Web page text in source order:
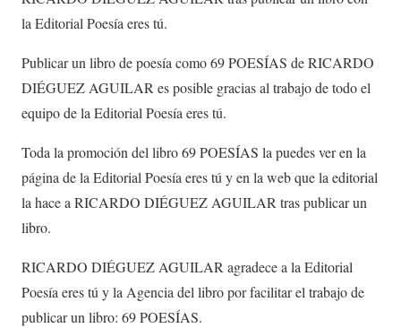
la Editorial Poesía eres tú.
Publicar un libro de poesía como 69 POESÍAS de RICARDO
DIÉGUEZ AGUILAR es posible gracias al trabajo de todo el
equipo de la Editorial Poesía eres tú.
Toda la promoción del libro 69 POESÍAS la puedes ver en la
página de la Editorial Poesía eres tú y en la web que la editorial
la hace a RICARDO DIÉGUEZ AGUILAR tras publicar un
libro.
RICARDO DIÉGUEZ AGUILAR agradece a la Editorial
Poesía eres tú y la Agencia del libro por facilitar el trabajo de
publicar un libro: 69 POESÍAS.